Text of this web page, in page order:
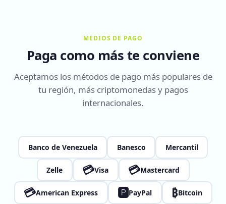
MEDIOS DE PAGO
Paga como más te conviene
Aceptamos los métodos de pago más populares de
tu región, más criptomonedas y pagos
internacionales.
Banco de Venezuela Banesco Mercantil
Zelle 💳Visa 💳Mastercard
💳American Express 🅿PayPal ₿Bitcoin